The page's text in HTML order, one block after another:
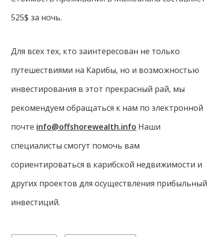
525$ за ночь.
Для всех тех, кто заинтересован не только
путешествиями на Карибы, но и возможностью
инвестирования в этот прекрасный рай, мы
рекомендуем обращаться к нам по электронной
почте info@offshorewealth.info Наши
специалисты смогут помочь вам
сориентироваться в карибской недвижимости и
других проектов для осуществления прибыльный
инвестиций.